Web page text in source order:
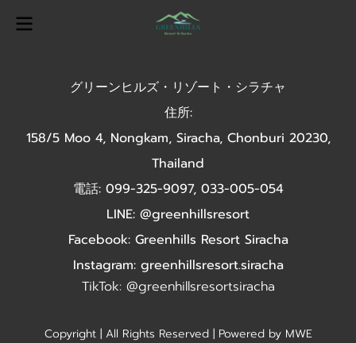
グリーンヒルズ・リゾート・シラチャ
住所:
158/5 Moo 4, Nongkam, Siracha, Chonburi 20230,
Thailand
電話: 099-325-9097, 033-005-054
LINE: @greenhillsresort
Facebook: Greenhills Resort Siracha
Instagram: greenhillsresort.siracha
TikTok: @greenhillsresortsiracha
Copyright | All Rights Reserved | Powered by MWE